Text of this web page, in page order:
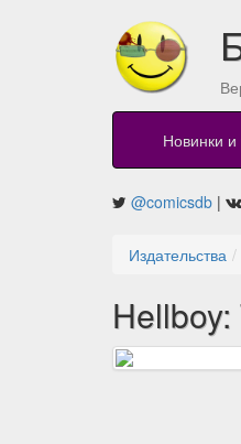
Новинки и
@comicsdb |
Издательства